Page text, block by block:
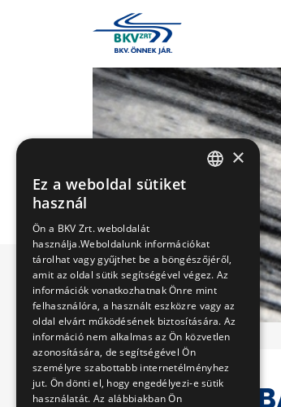
×
Ez a weboldal sütiket
használ
Ön a BKV Zrt. weboldalát
használja.Weboldalunk információkat
tárolhat vagy gyűjthet be a böngészőjéről,
amit az oldal sütik segítségével végez. Az
információk vonatkozhatnak Önre mint
felhasználóra, a használt eszközre vagy az
oldal elvárt működésének biztosítására. Az
információ nem alkalmas az Ön közvetlen
azonosítására, de segítségével Ön
személyre szabottabb internetélményhez
jut. Ön dönti el, hogy engedélyezi-e sütik
használatát. Az alábbiakban Ön